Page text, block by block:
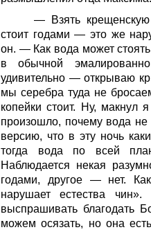
— Взять
стоит годами — это же
он. — Как вода может
в обычной
удивительно — открываю
мы серебра туда не
копейки стоит. Ну, макнул
произошло, почему вода
версию, что в эту ночь
тогда вода по всей
Наблюдается некая
годами, другое — нет.
нарушает естества
выспрашивать благодать
можем осязать, но она